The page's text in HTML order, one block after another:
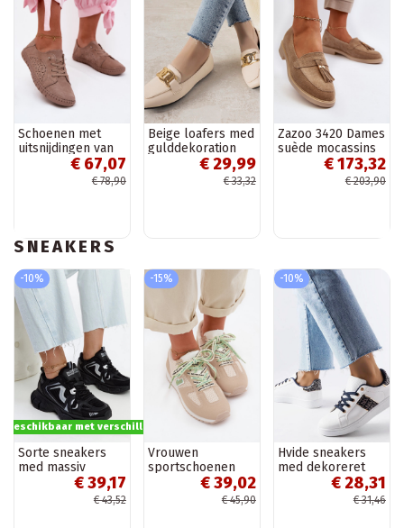
Schoenen met
uitsnijdingen van
faux suede in
zandkleur Flaria
€ 67,07
€ 78,90
Beige loafers med
gulddekoration
€ 29,99
€ 33,32
Zazoo 3420 Dames
suède mocassins
met brede hakken
€ 173,32
€ 203,90
SNEAKERS
-10%
beschikbaar met verschillende opties
Sorte sneakers
med massiv
jakobinsk sål€ 39,17
€ 43,52
-15%
Vrouwen
sportschoenen
met decoratieve
zandkleur Henira
€ 39,02
€ 45,90
-10%
Hvide sneakers
med dekoreret
overdel Sauriol
€ 28,31
€ 31,46